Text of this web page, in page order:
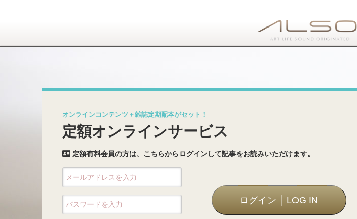
オンラインコンテンツ＋雑誌定期配本がセット！
定額オンラインサービス
定額有料会員の方は、こちらからログインして記事をお読みいただけます。